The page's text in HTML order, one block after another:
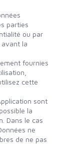
parties
ou par
avant la
fournies
cette
sont
la
Dans le cas
ne
de ne pas